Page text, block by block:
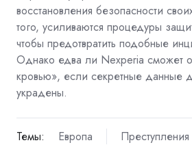
восстановления безопасности
того, усиливаются процедуры
чтобы предотвратить подобные
Однако едва ли Nexperia сможет
кровью», если секретные данные
украдены.
Темы: Европа
Преступления